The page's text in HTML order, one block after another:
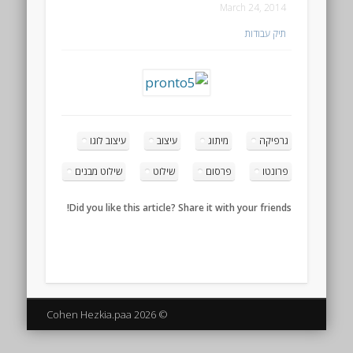
March 24, 2014
תיק עבודות
גרפיקה מיתוג עיצוב עיצוב לוגו
פרונטו פרסום שילוט שילוט מבנים
Did you like this article? Share it with your friends!
© 2026 Cohen Hezkia.paa